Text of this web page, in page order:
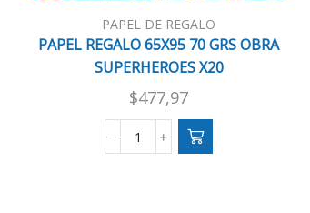
PAPEL DE REGALO
PAPEL REGALO 65X95 70 GRS OBRA
SUPERHEROES X20
$477,97
PAPEL